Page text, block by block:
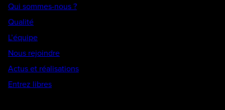
Qui sommes-nous ?
Qualité
L’équipe
Nous rejoindre
Actus et réalisations
Entrez libres